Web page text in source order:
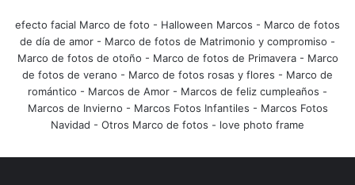
efecto facial Marco de foto - Halloween Marcos - Marco de fotos
de día de amor - Marco de fotos de Matrimonio y compromiso -
Marco de fotos de otoño - Marco de fotos de Primavera- Marco
de fotos de verano - Marco de fotos rosas y flores - Marco de
romántico - Marcos de Amor - Marcos de feliz cumpleaños -
Marcos de Invierno - Marcos Fotos Infantiles - Marcos Fotos
Navidad - Otros Marco de fotos - love photo frame